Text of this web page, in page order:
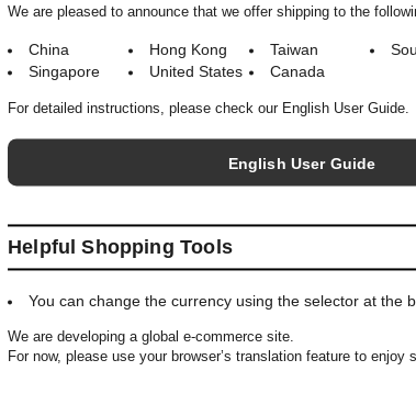
We are pleased to announce that we offer shipping to the
China Hong Kong Taiwan
Singapore
United States Canada
For detailed instructions, please check our English User Guide.
English User Guide
Helpful Shopping Tools
You can change the currency using the selector at the
We are developing a global e-commerce site.
For now, please use your browser’s translation feature to enjoy
YOU MAY ALSO LIKE
AURALEE
Soft Smooth Wool Stripe Jersey